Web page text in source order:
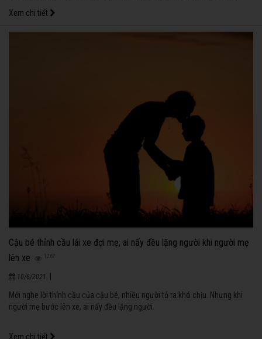
Xem chi tiết
Cậu bé thỉnh cầu lái xe đợi mẹ, ai nấy đều lặng người khi người mẹ
lên xe
1267
10/6/2021
Mới nghe lời thỉnh cầu của cậu bé, nhiều người tỏ ra khó chịu. Nhưng khi
người mẹ bước lên xe, ai nấy đều lặng người.
Xem chi tiết